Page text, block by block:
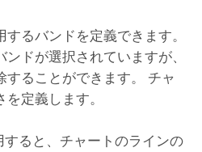
るバンドを定義できます。
ドが選択されていますが、
することができます。 チャ
定義します。
ると、チャートのラインの